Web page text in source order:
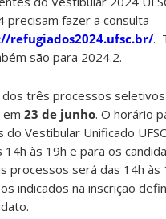
precisam fazer a consulta
refugiados2024.ufsc.br/.
são para 2024.2.
dos três processos
em23 de junho. O horário
do Vestibular Unificado
14h às 19h e para os
processos será das 14h às
indicados na inscrição